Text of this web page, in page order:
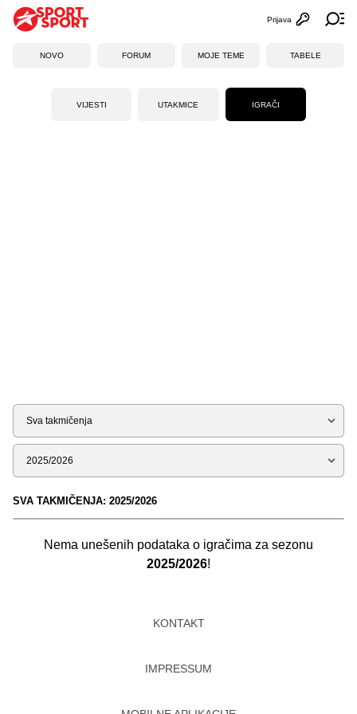
Otvori
Prijava
NOVO FORUM MOJE TEME TABELE
VIJESTI UTAKMICE IGRAČI
Tip
Sezona
SVA TAKMIČENJA: 2025/2026
Nema unešenih podataka o igračima za sezonu
2025/2026!
KONTAKT
IMPRESSUM